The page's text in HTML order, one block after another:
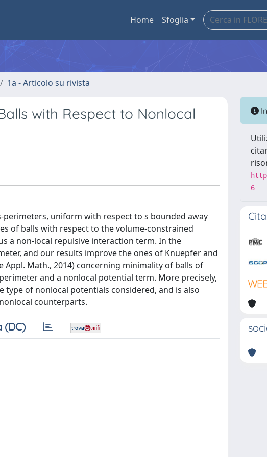
Home Sfoglia
1a - Articolo su rivista
with Respect to Nonlocal
uniform with respect to s bounded away
of balls with respect to the volume-constrained
a non-local repulsive interaction term. In the
and our results improve the ones of Knuepfer and
Appl. Math., 2014) concerning minimality of balls of
and a nonlocal potential term. More precisely,
of nonlocal potentials considered, and is also
counterparts.
(DC)
6